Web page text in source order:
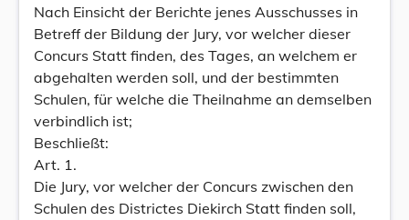
Nach Einsicht der Berichte jenes Ausschusses in
Betreff der Bildung der Jury, vor welcher dieser
Concurs Statt finden, des Tages, an welchem er
abgehalten werden soll, und der bestimmten
Schulen, für welche die Theilnahme an demselben
verbindlich ist;
Beschließt:
Art. 1.
Die Jury, vor welcher der Concurs zwischen den
Schulen des Districtes Diekirch Statt finden soll,